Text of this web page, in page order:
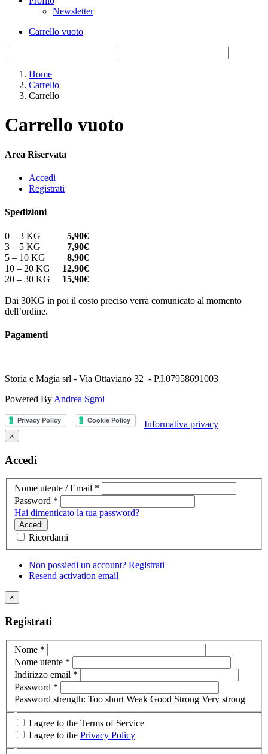
Newsletter
Carrello vuoto
Home
Carrello
Carrello
Carrello vuoto
Area Riservata
Accedi
Registrati
Spedizioni
0 – 3 KG 5,90€
3 – 5 KG 7,90€
5 – 10 KG 8,90€
10 – 20 KG 12,90€
20 – 30 KG 15,90€
Dai 30KG in poi il costo preciso verrà comunicato al momento
dell’ordine.
Pagamenti
Storia e Magia srl - Via Ottaviano 32 - P.I.07958691003
Powered By Andrea Sgroi
Informativa privacy
×
Accedi
Nome utente / Email *
Password *
Hai dimenticato la tua password?
Accedi
Ricordami
Non possiedi un account? Registrati
Resend activation email
×
Registrati
Nome *
Nome utente *
Indirizzo email *
Password *
Password strength: Too short Weak Good Strong Very strong
I agree to the Terms of Service
I agree to the Privacy Policy